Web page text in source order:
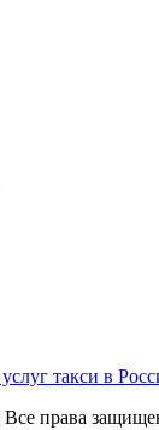
Все права